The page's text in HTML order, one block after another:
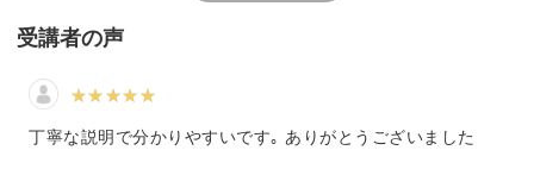
缶詰めから飛び出すフレッシュさを表現するため、いろん
な色の多肉を使ってみました。
それぞれの名前や特徴、魅力についてもたくさんお話しし
受講者の声
丁寧な説明で分かりやすいです｡ ありがとうございました